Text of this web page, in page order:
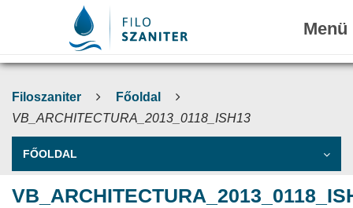
Filoszaniter
Főoldal
VB_ARCHITECTURA_2013_0118_ISH13
FŐOLDAL